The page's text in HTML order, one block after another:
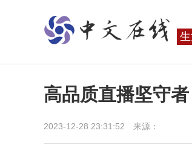
高品质直播坚守
2023-12-28 23:31:52 来源：